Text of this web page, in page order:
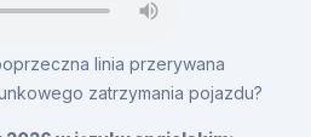
linia przerywana
zatrzymania pojazdu?